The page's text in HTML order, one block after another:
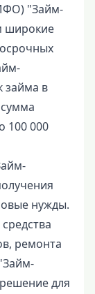
"Займ-
широкие
займа в
100 000
нужды.
ремонта
для